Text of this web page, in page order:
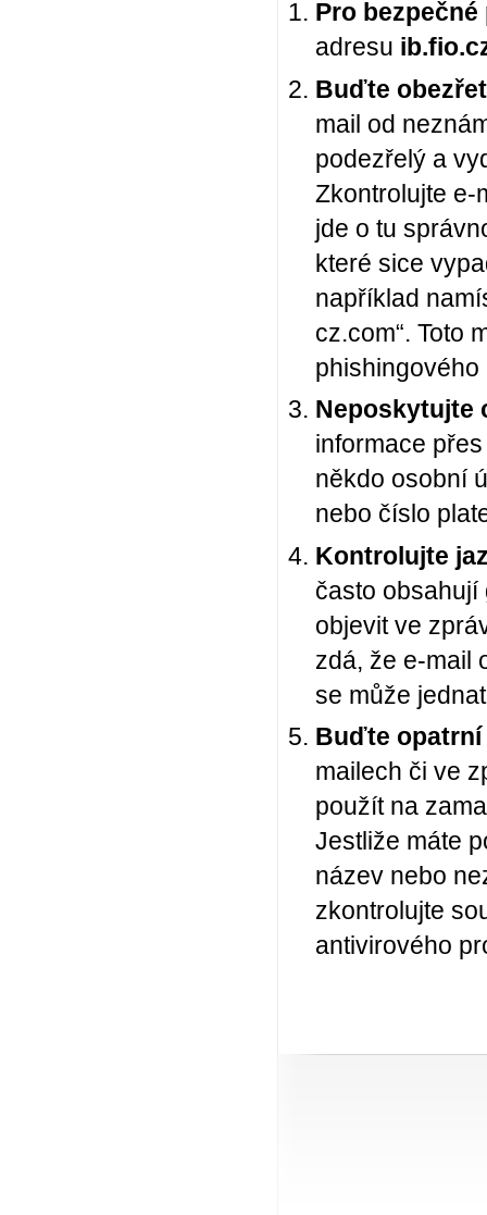
Pro
adresu
Buďte
mail od
podezřelý a
Zkontrolujte e-
jde o tu
které sice
například
cz.com“. Toto
phishingového
Neposkytujte
informace
někdo osobní
nebo číslo
Kontrolujte
často obsahují
objevit ve
zdá, že e-mail
se může
Buďte
mailech či ve
použít na
Jestliže máte
název nebo
zkontrolujte
antivirového